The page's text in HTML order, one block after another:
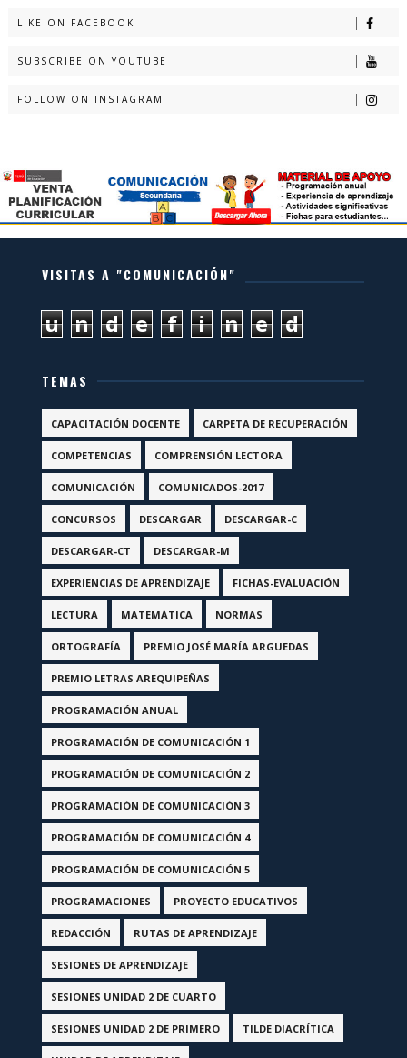
LIKE ON FACEBOOK
SUBSCRIBE ON YOUTUBE
FOLLOW ON INSTAGRAM
VISITAS A "COMUNICACIÓN"
u n d e f i n e d
TEMAS
CAPACITACIÓN DOCENTE CARPETA DE RECUPERACIÓN
COMPETENCIAS COMPRENSIÓN LECTORA
COMUNICACIÓN COMUNICADOS-2017
CONCURSOS DESCARGAR DESCARGAR-C
DESCARGAR-CT DESCARGAR-M
EXPERIENCIAS DE APRENDIZAJE FICHAS-EVALUACIÓN
LECTURA MATEMÁTICA NORMAS
ORTOGRAFÍA PREMIO JOSÉ MARÍA ARGUEDAS
PREMIO LETRAS AREQUIPEÑAS
PROGRAMACIÓN ANUAL
PROGRAMACIÓN DE COMUNICACIÓN 1
PROGRAMACIÓN DE COMUNICACIÓN 2
PROGRAMACIÓN DE COMUNICACIÓN 3
PROGRAMACIÓN DE COMUNICACIÓN 4
PROGRAMACIÓN DE COMUNICACIÓN 5
PROGRAMACIONES PROYECTO EDUCATIVOS
REDACCIÓN RUTAS DE APRENDIZAJE
SESIONES DE APRENDIZAJE
SESIONES UNIDAD 2 DE CUARTO
SESIONES UNIDAD 2 DE PRIMERO TILDE DIACRÍTICA